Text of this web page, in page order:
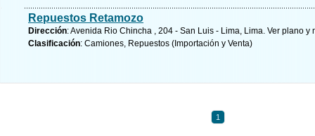
Repuestos Retamozo
Dirección: Avenida Rio Chincha , 204 - San Luis - Lima, Lima. Ver plano y
Clasificación: Camiones, Repuestos (Importación y Venta)
1